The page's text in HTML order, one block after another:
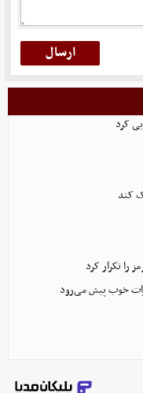
کرد
کند
را تکرار کرد
خوب پیش می‌رود